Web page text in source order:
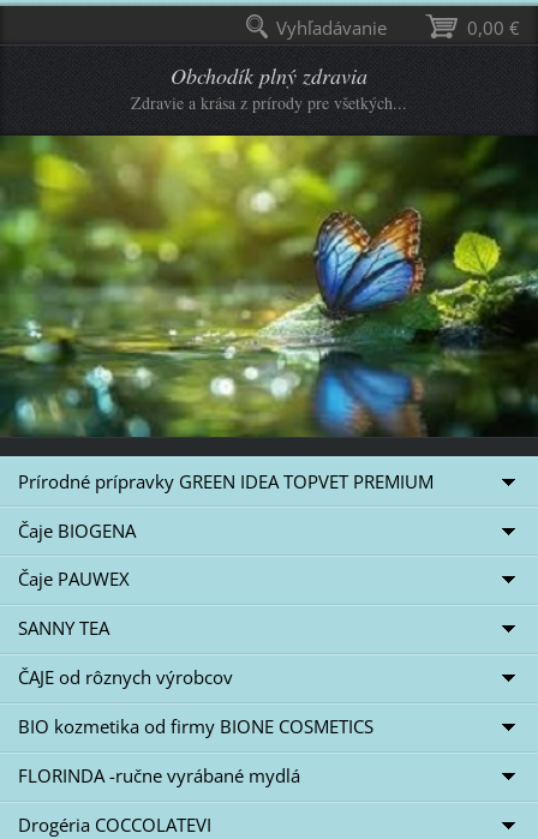
Obchodík plný zdravia
Zdravie a krása z prírody pre všetkých...
Prírodné prípravky GREEN IDEA TOPVET PREMIUM
Čaje BIOGENA
Čaje PAUWEX
SANNY TEA
ČAJE od rôznych výrobcov
BIO kozmetika od firmy BIONE COSMETICS
FLORINDA -ručne vyrábané mydlá
Drogéria COCCOLATEVI
0,00 €
Vyhľadávanie